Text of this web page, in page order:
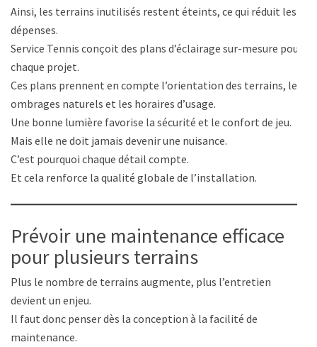
Ainsi, les terrains inutilisés restent éteints, ce qui réduit les
dépenses.
Service Tennis conçoit des plans d’éclairage sur-mesure pour
chaque projet.
Ces plans prennent en compte l’orientation des terrains, les
ombrages naturels et les horaires d’usage.
Une bonne lumière favorise la sécurité et le confort de jeu.
Mais elle ne doit jamais devenir une nuisance.
C’est pourquoi chaque détail compte.
Et cela renforce la qualité globale de l’installation.
Prévoir une maintenance efficace
pour plusieurs terrains
Plus le nombre de terrains augmente, plus l’entretien
devient un enjeu.
Il faut donc penser dès la conception à la facilité de
maintenance.